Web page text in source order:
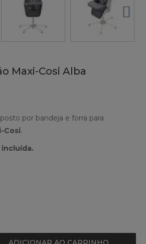
Maxi-Cosi Alba
por bandeja e forra para
Cosi.
incluída.